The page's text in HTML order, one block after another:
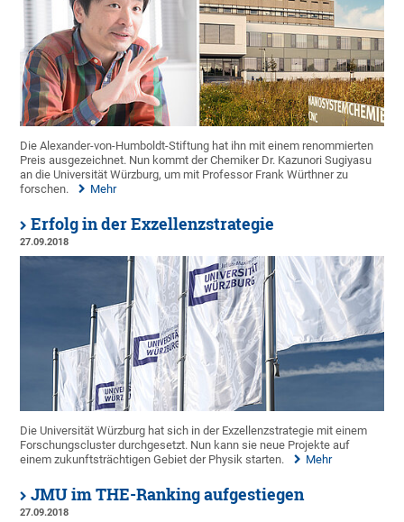
Die Alexander-von-Humboldt-Stiftung hat ihn mit einem renommierten
Preis ausgezeichnet. Nun kommt der Chemiker Dr. Kazunori Sugiyasu
an die Universität Würzburg, um mit Professor Frank Würthner zu
forschen.
Mehr
Erfolg in der Exzellenzstrategie
27.09.2018
Die Universität Würzburg hat sich in der Exzellenzstrategie mit einem
Forschungscluster durchgesetzt. Nun kann sie neue Projekte auf
einem zukunftsträchtigen Gebiet der Physik starten.
Mehr
JMU im THE-Ranking aufgestiegen
27.09.2018